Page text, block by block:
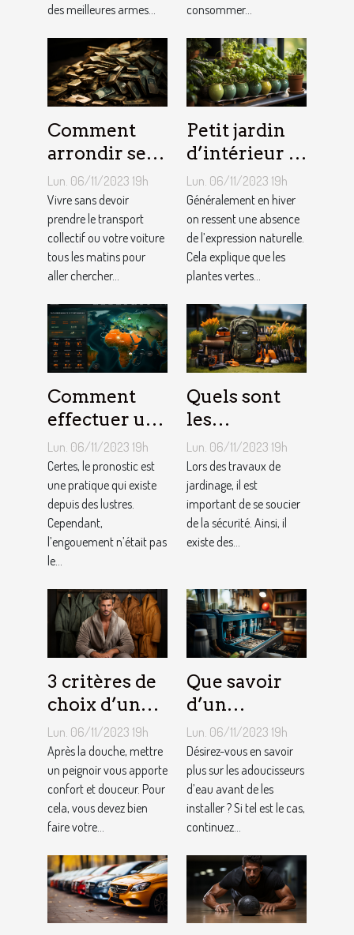
des meilleures armes...
consommer...
Comment
arrondir ses
fins du mois
avec
l’internet ?
Lun. 06/11/2023 19h
Vivre sans devoir
prendre le transport
collectif ou votre voiture
tous les matins pour
aller chercher...
Petit jardin
d’intérieur :
comment en
créer chez
soi ?
Lun. 06/11/2023 19h
Généralement en hiver
on ressent une absence
de l’expression naturelle.
Cela explique que les
plantes vertes...
Comment
effectuer un
pronostic en
ligne ?
Lun. 06/11/2023 19h
Certes, le pronostic est
une pratique qui existe
depuis des lustres.
Cependant,
l’engouement n’était pas
le...
Quels sont
les
équipements
pour le
jardinage ?
Lun. 06/11/2023 19h
Lors des travaux de
jardinage, il est
important de se soucier
de la sécurité. Ainsi, il
existe des...
3 critères de
choix d’un
peignoir de
bain pour
homme ?
Lun. 06/11/2023 19h
Après la douche, mettre
un peignoir vous apporte
confort et douceur. Pour
cela, vous devez bien
faire votre...
Que savoir
d’un
adoucisseur
d’eau ?
Lun. 06/11/2023 19h
Désirez-vous en savoir
plus sur les adoucisseurs
d’eau avant de les
installer ? Si tel est le cas,
continuez...